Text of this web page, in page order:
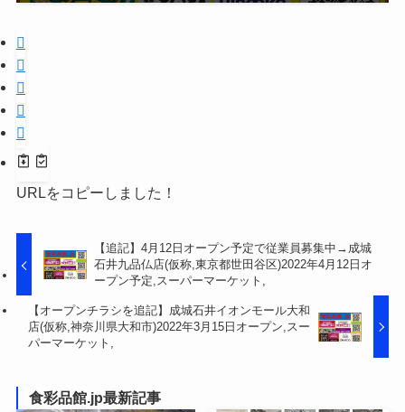
URLをコピーしました！
【追記】4月12日オープン予定で従業員募集中→成城
石井九品仏店(仮称,東京都世田谷区)2022年4月12日オ
ープン予定,スーパーマーケット,
【オープンチラシを追記】成城石井イオンモール大和
店(仮称,神奈川県大和市)2022年3月15日オープン,スー
パーマーケット,
食彩品館.jp最新記事